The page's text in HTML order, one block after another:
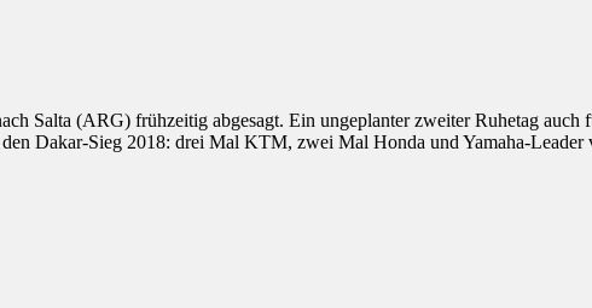
Salta (ARG) frühzeitig abgesagt. Ein ungeplanter zweiter Ruhetag auch
Dakar-Sieg 2018: drei Mal KTM, zwei Mal Honda und Yamaha-